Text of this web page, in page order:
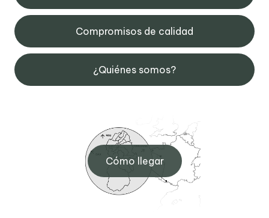
Compromisos de calidad
¿Quiénes somos?
Cómo llegar